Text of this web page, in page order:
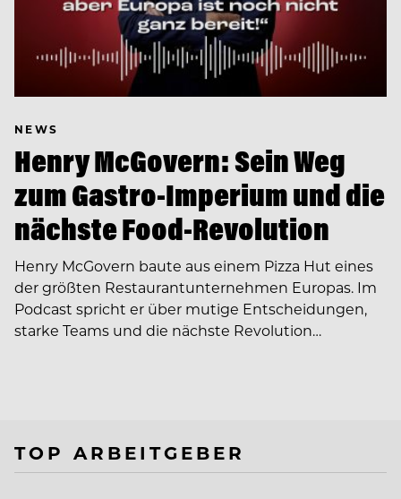
NEWS
Henry McGovern: Sein Weg
zum Gastro-Imperium und die
nächste Food-Revolution
Henry McGovern baute aus einem Pizza Hut eines
der größten Restaurantunternehmen Europas. Im
Podcast spricht er über mutige Entscheidungen,
starke Teams und die nächste Revolution…
TOP ARBEITGEBER